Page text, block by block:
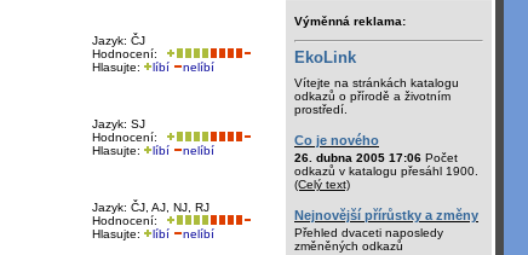
Jazyk: ČJ
Hodnocení:
Hlasujte:
líbí nelíbí
Jazyk: SJ
Hodnocení:
Hlasujte:
líbí nelíbí
Jazyk: ČJ, AJ, NJ, RJ
Hodnocení:
Hlasujte:
líbí nelíbí
Výměnná reklama:
EkoLink
Vítejte na stránkách katalogu
odkazů o přírodě a životním
prostředí.
Co je nového
26. dubna 2005 17:06 Počet
odkazů v katalogu přesáhl 1900.
(Celý text)
Nejnovější přírůstky a změny
Přehled dvaceti naposledy
změněných odkazů